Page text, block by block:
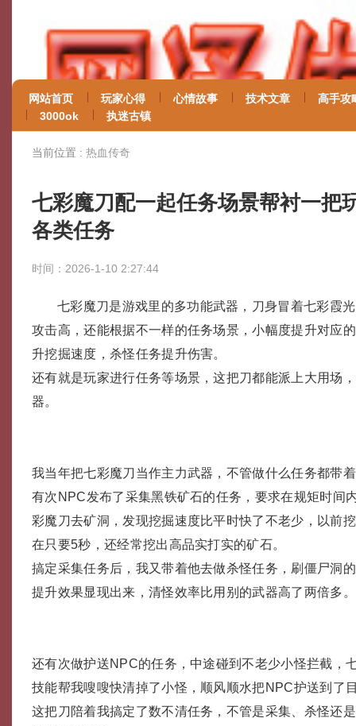
网站首页 玩家心得 心情故事 技术文章
高手攻
3000ok
执迷古镇
当前位置 : 热血传奇
七彩魔刀配一起任务场景帮衬一把
各类任务
时间：2026-1-10 2:27:44
七彩魔刀是游戏里的多功能武器，刀身冒着七彩霞
攻击高，还能根据不一样的任务场景，小幅度提升对应
升挖掘速度，杀怪任务提升伤害。
还有就是玩家进行任务等场景，这把刀都能派上大用场
器。
我当年把七彩魔刀当作主力武器，不管做什么任务都带
有次NPC发布了采集黑铁矿石的任务，要求在规矩时间
彩魔刀去矿洞，发现挖掘速度比平时快了不老少，以前
在只要5秒，还经常挖出高品实打实的矿石。
搞定采集任务后，我又带着他去做杀怪任务，刷僵尸洞
提升效果显现出来，清怪效率比用别的武器高了两倍多。
还有次做护送NPC的任务，中途碰到不老少小怪拦截，
技能帮我嗖嗖快清掉了小怪，顺风顺水把NPC护送到了
这把刀陪着我搞定了数不清任务，不管是采集、杀怪还